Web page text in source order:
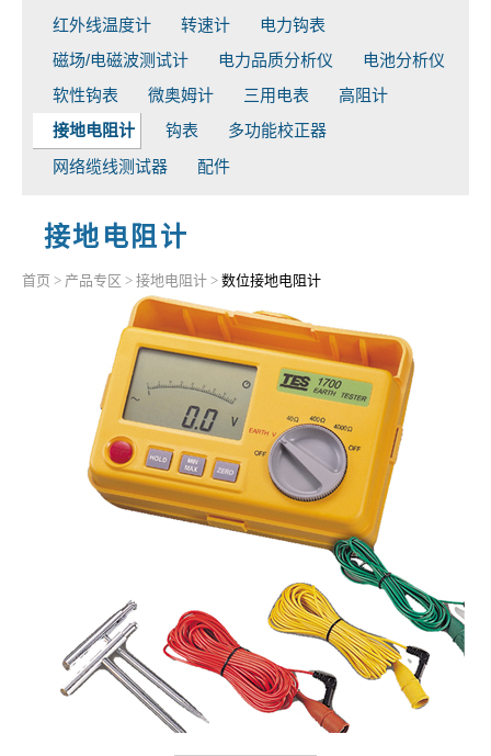
红外线温度计
转速计
电力钩表
磁场/电磁波测试计
电力品质分析仪
电池分析仪
软性钩表
微奥姆计 三用电表
高阻计
接地电阻计
钩表
多功能校正器
网络缆线测试器
配件
接地电阻计
首页 > 产品专区 > 接地电阻计 > 数位接地电阻计